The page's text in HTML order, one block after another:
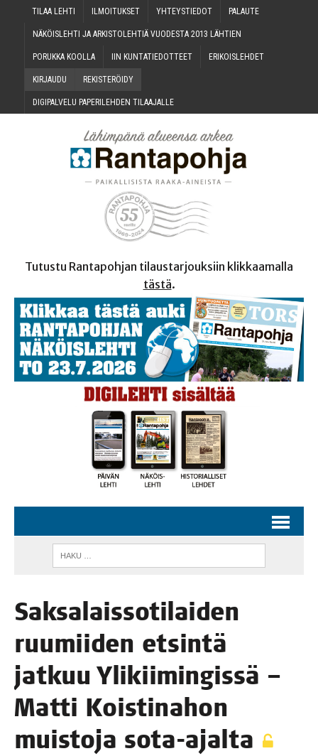
TILAA LEH­TI ILMOI­TUK­SET YHTEYS­TIE­DOT PALAU­TE
NÄKÖIS­LEH­TI JA ARKIS­TO­LEH­TIÄ VUO­DES­TA 2013 LÄHTIEN
PORUK­KA KOOLLA IIN KUN­TA­TIE­DOT­TEET ERI­KOIS­LEH­DET
KIR­JAU­DU REKIS­TE­RÖI­DY
DIGI­PAL­VE­LU PAPE­RI­LEH­DEN TILAAJALLE
Tutustu Rantapohjan tilaustarjouksiin klikkaamalla
tästä.
Sak­sa­lais­so­ti­lai­den
ruu­mii­den etsin­tä
jat­kuu Yli­kii­min­gis­sä –
Mat­ti Kois­ti­na­hon
muis­to­ja sota-ajalta